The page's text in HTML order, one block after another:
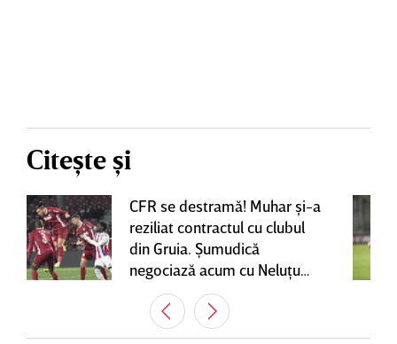
Citește și
CFR se destramă! Muhar şi-a
reziliat contractul cu clubul
din Gruia. Şumudică
negociază acum cu Neluţu
Varga, care mai are o
variantă pentru banca tehnică
| EXCLUSIV